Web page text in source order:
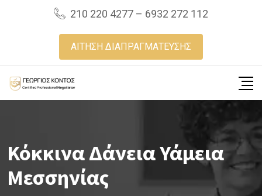
210 220 4277 – 6932 272 112
ΑΙΤΗΣΗ ΔΙΑΠΡΑΓΜΑΤΕΥΣΗΣ
Κόκκινα Δάνεια Υάμεια
Μεσσηνίας